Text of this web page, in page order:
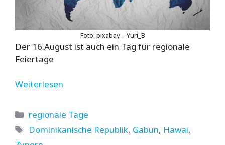
Foto: pixabay – Yuri_B
Der 16.August ist auch ein Tag für regionale
Feiertage
Weiterlesen
Kategorien
regionale Tage
Schlagwörter
Dominikanische Republik, Gabun, Hawai,